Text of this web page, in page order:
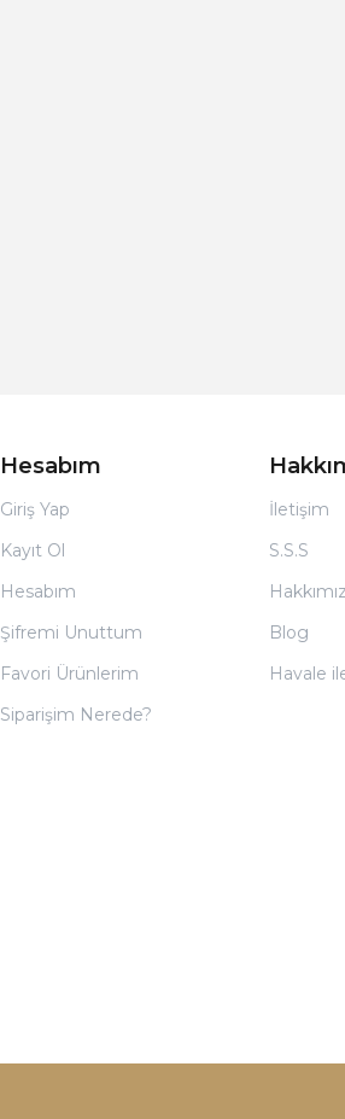
Hesabım
Giriş Yap
Kayıt Ol
Hesabım
Şifremi Unuttum
Favori Ürünlerim
Siparişim Nerede?
İletişim
S.S.S
Blog
Havale